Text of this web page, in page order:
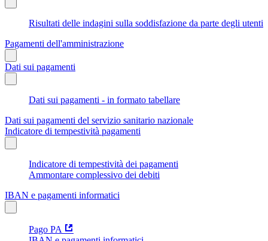
Risultati delle indagini sulla soddisfazione da parte degli utenti
Pagamenti dell'amministrazione
Dati sui pagamenti
Dati sui pagamenti - in formato tabellare
Dati sui pagamenti del servizio sanitario nazionale
Indicatore di tempestività pagamenti
Indicatore di tempestività dei pagamenti
Ammontare complessivo dei debiti
IBAN e pagamenti informatici
Pago PA